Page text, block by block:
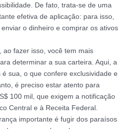
De fato, trata-se de uma
efetiva de aplicação: para isso,
o dinheiro e comprar os ativos
ao fazer isso, você tem mais
determinar a sua carteira. Aqui, a
sua, o que confere exclusividade e
é preciso estar atento para
100 mil, que exigem a notificação
Central e à Receita Federal.
importante é fugir dos paraísos